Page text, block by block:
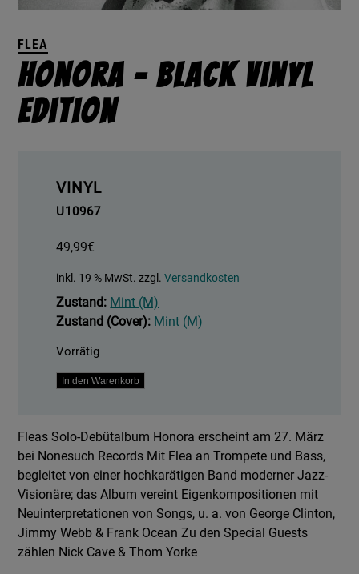
FLEA
Honora – Black Vinyl
Edition
VINYL
U10967
49,99€
inkl. 19 % MwSt. zzgl.Versandkosten
Zustand: Mint (M)
Zustand (Cover): Mint (M)
Vorrätig
Honora
Vinyl
Edition
Menge
In den Warenkorb
Fleas Solo-Debütalbum Honora erscheint am 27. März
bei Nonesuch Records Mit Flea an Trompete und Bass,
begleitet von einer hochkarätigen Band moderner Jazz-
Visionäre; das Album vereint Eigenkompositionen mit
Neuinterpretationen von Songs, u. a. von George Clinton,
Jimmy Webb & Frank Ocean Zu den Special Guests
zählen Nick Cave & Thom Yorke